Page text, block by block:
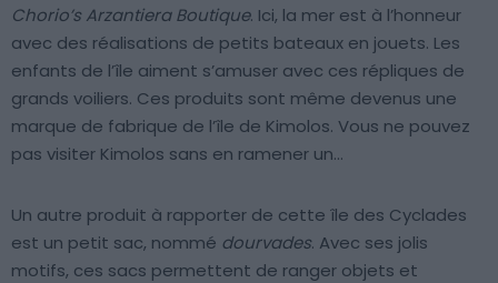
Chorio’s Arzantiera Boutique. Ici, la mer est à l’honneur
avec des réalisations de petits bateaux en jouets. Les
enfants de l’île aiment s’amuser avec ces répliques de
grands voiliers. Ces produits sont même devenus une
marque de fabrique de l’île de Kimolos. Vous ne pouvez
pas visiter Kimolos sans en ramener un…
Un autre produit à rapporter de cette île des Cyclades
est un petit sac, nommé dourvades. Avec ses jolis
motifs, ces sacs permettent de ranger objets et